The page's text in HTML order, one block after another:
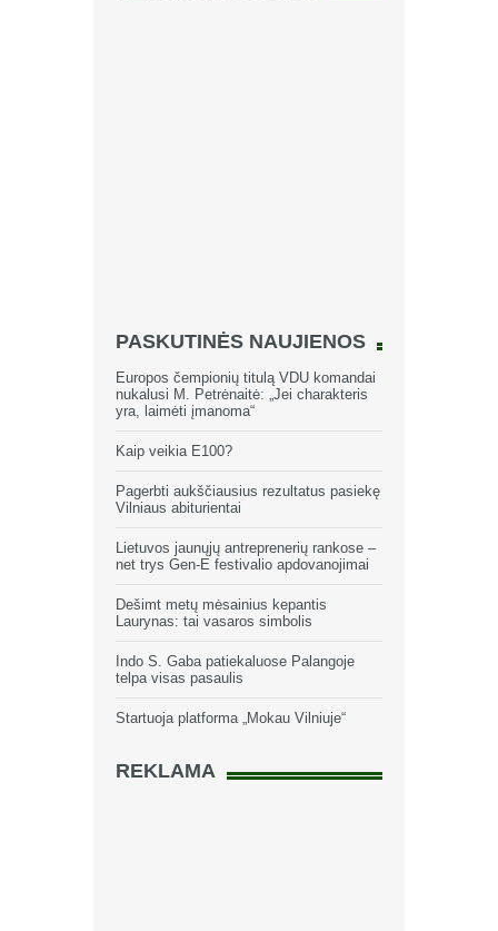
PASKUTINĖS NAUJIENOS
Europos čempionių titulą VDU komandai
nukalusi M. Petrėnaitė: „Jei charakteris
yra, laimėti įmanoma“
Kaip veikia E100?
Pagerbti aukščiausius rezultatus pasiekę
Vilniaus abiturientai
Lietuvos jaunųjų antreprenerių rankose –
net trys Gen-E festivalio apdovanojimai
Dešimt metų mėsainius kepantis
Laurynas: tai vasaros simbolis
Indo S. Gaba patiekaluose Palangoje
telpa visas pasaulis
Startuoja platforma „Mokau Vilniuje“
REKLAMA